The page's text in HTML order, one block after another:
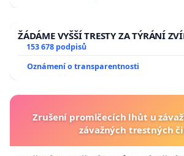
ŽÁDÁME VYŠŠÍ TRESTY ZA TÝRÁNÍ
153 678 podpisů
Oznámení o transparentnosti
Zrušení promlčecích lhůt u
závažných trestných